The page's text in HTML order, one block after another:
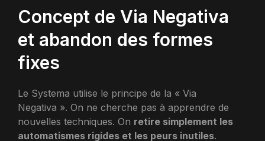
Concept de Via Negativa
et abandon des formes
fixes
Le Systema utilise le principe de la « Via
Negativa ». On ne cherche pas à apprendre de
nouvelles techniques. On retire simplement les
automatismes rigides et les peurs inutiles.